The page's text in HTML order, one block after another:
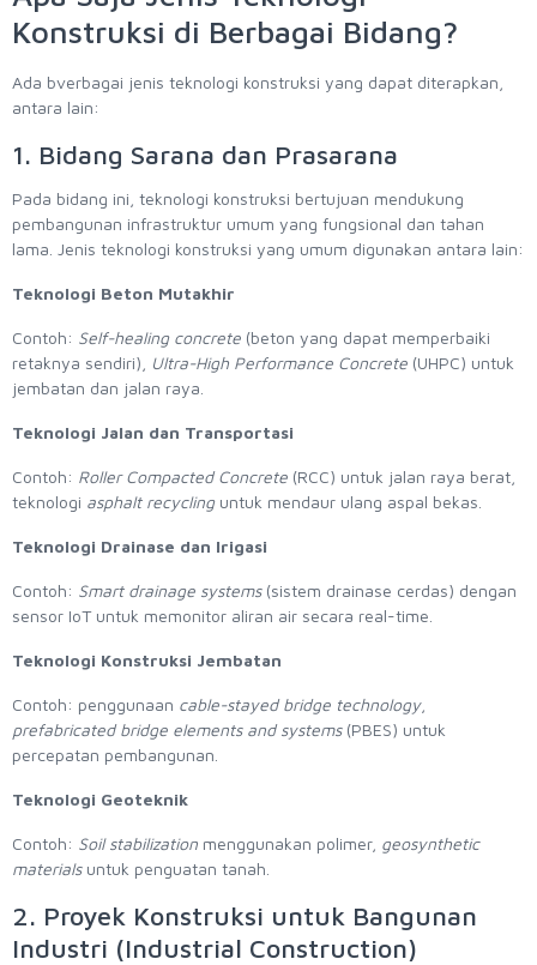
Konstruksi di Berbagai Bidang?
Ada bverbagai jenis teknologi konstruksi yang dapat diterapkan,
antara lain:
1. Bidang Sarana dan Prasarana
Pada bidang ini, teknologi konstruksi bertujuan mendukung
pembangunan infrastruktur umum yang fungsional dan tahan
lama. Jenis teknologi konstruksi yang umum digunakan antara lain:
Teknologi Beton Mutakhir
Contoh: Self-healing concrete (beton yang dapat memperbaiki
retaknya sendiri),
Ultra-High Performance Concrete (UHPC) untuk
jembatan dan jalan raya.
Teknologi Jalan dan Transportasi
Contoh: Roller Compacted Concrete (RCC) untuk jalan raya berat,
teknologi asphalt recyclinguntuk mendaur ulang aspal bekas.
Teknologi Drainase dan Irigasi
Contoh: Smart drainage systems(sistem drainase cerdas) dengan
sensor IoT untuk memonitor aliran air secara real-time.
Teknologi Konstruksi Jembatan
Contoh: penggunaan cable-stayed bridge technology,
prefabricated bridge elements and systems(PBES) untuk
percepatan pembangunan.
Teknologi Geoteknik
Contoh: Soil stabilization menggunakan polimer, geosynthetic
materialsuntuk penguatan tanah.
2. Proyek Konstruksi untuk Bangunan
Industri (Industrial Construction)